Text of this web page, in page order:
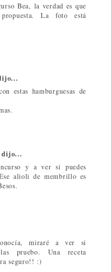
Bea, la verdad es que
La foto está
estas hamburguesas de
dijo...
y a ver si puedes
alioli de membrillo es
miraré a ver si
pruebo. Una receta
seguro!! :)